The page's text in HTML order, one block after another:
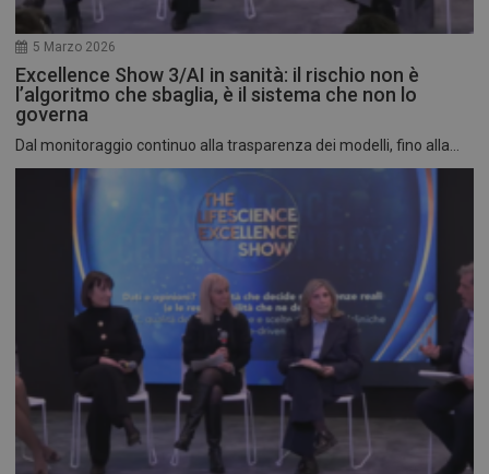
5 Marzo 2026
Excellence Show 3/AI in sanità: il rischio non è
l’algoritmo che sbaglia, è il sistema che non lo
governa
Dal monitoraggio continuo alla trasparenza dei modelli, fino alla...